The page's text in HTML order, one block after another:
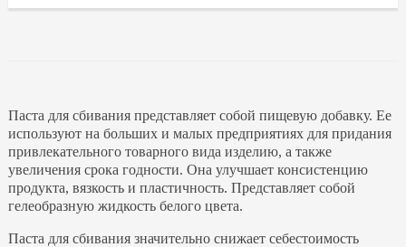
Паста для сбивания представляет собой пищевую добавку. Ее
используют на больших и малых предприятиях для придания
привлекательного товарного вида изделию, а также
увеличения срока годности. Она улучшает консистенцию
продукта, вязкость и пластичность. Представляет собой
гелеобразную жидкость белого цвета.
Паста для сбивания значительно снижает себестоимость